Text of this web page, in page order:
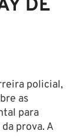
DE
policial,
as
para
prova. A